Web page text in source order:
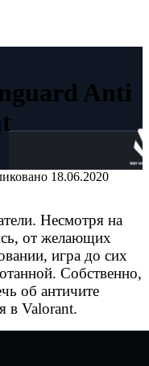
Anti
18.06.2020
Несмотря на
от желающих
игра до сих
Собственно,
об античите
в Valorant.